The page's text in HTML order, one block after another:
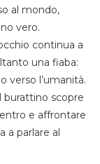
al mondo,
vero.
continua a
una fiaba:
verso l’umanità.
burattino scopre
e affrontare
a parlare al